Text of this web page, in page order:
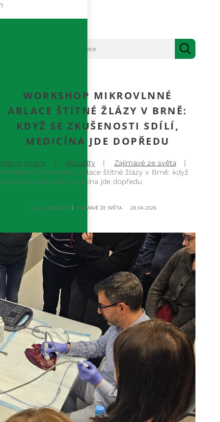
WORKSHOP MIKROVLNNÉ
ABLACE ŠTÍTNÉ ŽLÁZY V BRNĚ:
KDYŽ SE ZKUŠENOSTI SDÍLÍ,
MEDICÍNA JDE DOPŘEDU
Hlavní strana Aktuality
Zajímavé ze světa
Workshop mikrovlnné ablace štítné žlázy v Brně: když
se zkušenosti sdílí, medicína jde dopředu
S. A. B. MEDICAL ZAJÍMAVÉ ZE SVĚTA 28.04.2026